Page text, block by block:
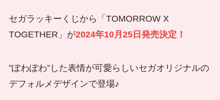
セガラッキーくじから「TOMORROW X
TOGETHER」が2024年10月25日発売決定！
”ぽわぽわ”した表情が可愛らしいセガオリジナルの
デフォルメデザインで登場♪